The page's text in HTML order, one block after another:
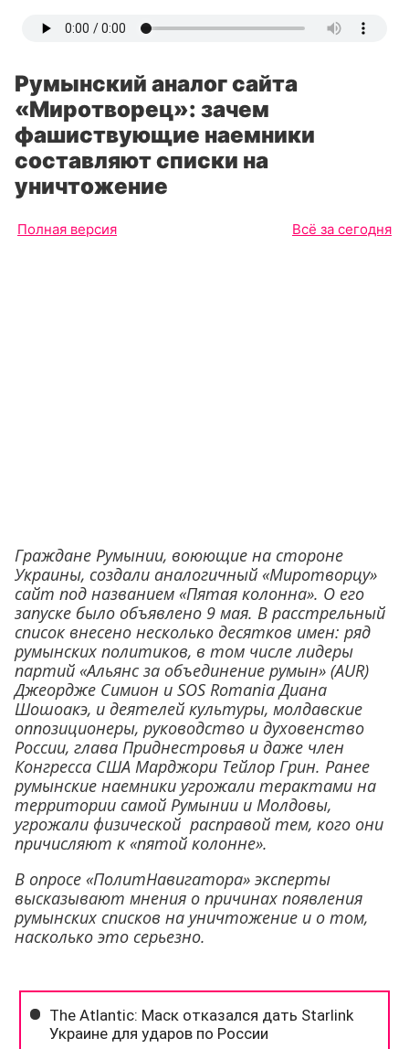
Румынский аналог сайта
«Миротворец»: зачем
фашиствующие наемники
составляют списки на
уничтожение
Полная версия Всё за сегодня
Граждане Румынии, воюющие на стороне
Украины, создали аналогичный «Миротворцу»
сайт под названием «Пятая колонна». О его
запуске было объявлено 9 мая. В расстрельный
список внесено несколько десятков имен: ряд
румынских политиков, в том числе лидеры
партий «Альянс за объединение румын» (AUR)
Джеордже Симион и SOS Romania Диана
Шошоакэ, и деятелей культуры, молдавские
оппозиционеры, руководство и духовенство
России, глава Приднестровья и даже член
Конгресса США Марджори Тейлор Грин. Ранее
румынские наемники угрожали терактами на
территории самой Румынии и Молдовы,
угрожали физической расправой тем, кого они
причисляют к «пятой колонне».
В опросе «ПолитНавигатора» эксперты
высказывают мнения о причинах появления
румынских списков на уничтожение и о том,
насколько это серьезно.